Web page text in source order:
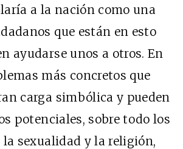
a la nación como una
que están en esto
ayudarse unos a otros. En
más concretos que
carga simbólica y pueden
potenciales, sobre todo los
la sexualidad y la religión,